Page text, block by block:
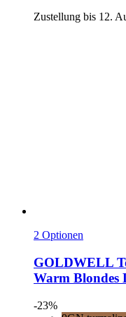
Zustellung bis 12.
2 Optionen
GOLDWELL
Warm Blondes
-23%